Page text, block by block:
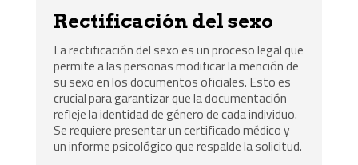
Rectificación del sexo
La rectificación del sexo es un proceso legal que
permite a las personas modificar la mención de
su sexo en los documentos oficiales. Esto es
crucial para garantizar que la documentación
refleje la identidad de género de cada individuo.
Se requiere presentar un certificado médico y
un informe psicológico que respalde la solicitud.